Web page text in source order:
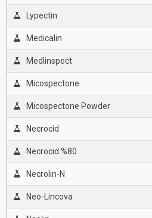
Lypectin
Medicalin
Medlinspect
Micospectone
Micospectone Powder
Necrocid
Necrocid %80
Necrolin-N
Neo-Lincova